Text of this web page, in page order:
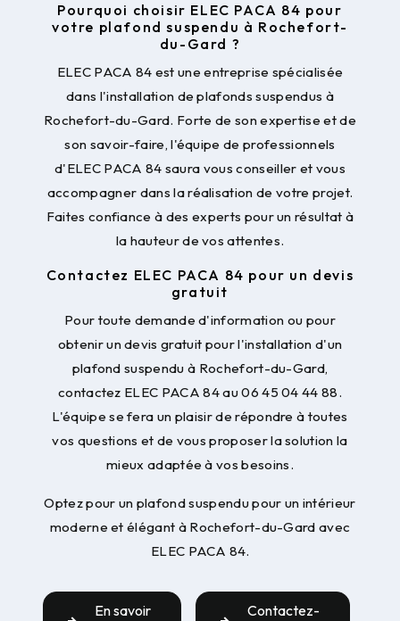
Pourquoi choisir ELEC PACA 84 pour
votre plafond suspendu à Rochefort-
du-Gard ?
ELEC PACA 84 est une entreprise spécialisée
dans l'installation de plafonds suspendus à
Rochefort-du-Gard. Forte de son expertise et de
son savoir-faire, l'équipe de professionnels
d'ELEC PACA 84 saura vous conseiller et vous
accompagner dans la réalisation de votre projet.
Faites confiance à des experts pour un résultat à
la hauteur de vos attentes.
Contactez ELEC PACA 84 pour un devis
gratuit
Pour toute demande d'information ou pour
obtenir un devis gratuit pour l'installation d'un
plafond suspendu à Rochefort-du-Gard,
contactez ELEC PACA 84 au 06 45 04 44 88.
L'équipe se fera un plaisir de répondre à toutes
vos questions et de vous proposer la solution la
mieux adaptée à vos besoins.
Optez pour un plafond suspendu pour un intérieur
moderne et élégant à Rochefort-du-Gard avec
ELEC PACA 84.
En savoir
Contactez-